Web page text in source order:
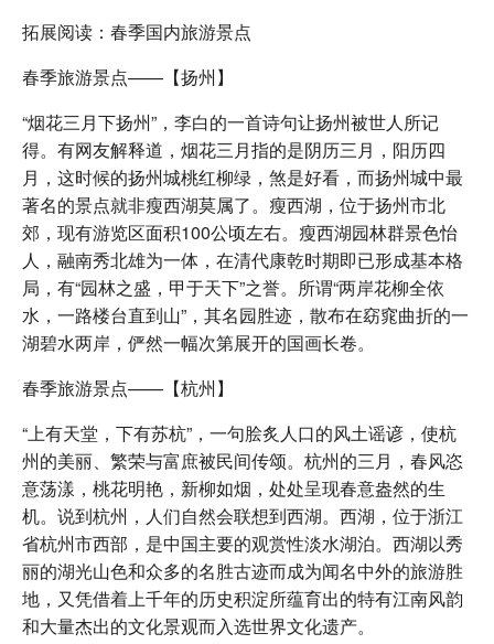
拓展阅读：春季国内旅游景点
春季旅游景点——【扬州】
“烟花三月下扬州”，李白的一首诗句让扬州被世人所记
得。有网友解释道，烟花三月指的是阴历三月，阳历四
月，这时候的扬州城桃红柳绿，煞是好看，而扬州城中最
著名的景点就非瘦西湖莫属了。瘦西湖，位于扬州市北
郊，现有游览区面积100公顷左右。瘦西湖园林群景色怡
人，融南秀北雄为一体，在清代康乾时期即已形成基本格
局，有“园林之盛，甲于天下”之誉。所谓“两岸花柳全依
水，一路楼台直到山”，其名园胜迹，散布在窈窕曲折的一
湖碧水两岸，俨然一幅次第展开的国画长卷。
春季旅游景点——【杭州】
“上有天堂，下有苏杭”，一句脍炙人口的风土谣谚，使杭
州的美丽、繁荣与富庶被民间传颂。杭州的三月，春风恣
意荡漾，桃花明艳，新柳如烟，处处呈现春意盎然的生
机。说到杭州，人们自然会联想到西湖。西湖，位于浙江
省杭州市西部，是中国主要的观赏性淡水湖泊。西湖以秀
丽的湖光山色和众多的名胜古迹而成为闻名中外的旅游胜
地，又凭借着上千年的历史积淀所蕴育出的特有江南风韵
和大量杰出的文化景观而入选世界文化遗产。